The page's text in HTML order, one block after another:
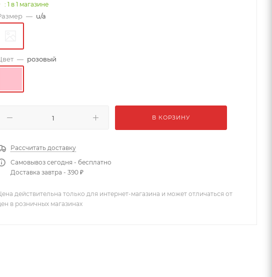
: 1 в 1 магазине
— u/a
— розовый
В КОРЗИНУ
Рассчитать доставку
Самовывоз сегодня - бесплатно
Доставка завтра - 390 ₽
действительна только для интернет-магазина и может отличаться от
в розничных магазинах